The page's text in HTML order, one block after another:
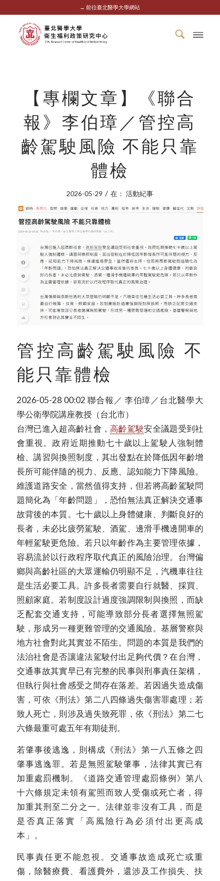
→ 前往臺北醫學大學網站
【專欄文章】《聯合
報》李伯璋／管控高
齡駕駛風險 不能只靠
體檢
2026-05-29 / 在：活動紀事
管控高齡駕駛風險 不
能只靠體檢
2026-05-28 00:02 聯合報／ 李伯璋／台北醫學大
學公衛學院講座教授（台北市）
台灣已進入超高齡社會，高齡駕駛安全議題受到社
會重視。政府近期推動七十歲以上駕駛人強制體
檢、講習與換照制度，其出發點在於降低因年齡增
長所可能伴隨的視力、反應、認知能力下降風險。
維護道路安全，當然值得支持，但若將高齡駕駛問
題簡化為「年齡問題」，恐怕無法真正解決交通事
故背後的本質。七十歲以上身體健康、判斷良好的
長者，未必比疲勞駕駛、酒駕、邊滑手機邊開車的
年輕駕駛更危險。若只以年齡作為主要管理依據，
容易流於以行政程序取代真正的風險治理。台灣偏
鄉與高齡社區的大眾運輸仍明顯不足，汽機車往往
是生活必要工具。許多長者需要自行就醫、採買、
照顧家庭。若制度設計過度強調限制與換照，而缺
乏配套交通支持，可能導致部分長者選擇無照駕
駛，形成另一種更難管理的交通風險。基層警察與
地方社會對此其實並不陌生。問題的本質是我們的
法治社會是否讓違法駕駛付出足夠代價？在台灣，
交通事故其實早已有完整的民事與刑事責任架構，
但執行與社會感受之間存在落差。若因過失造成傷
害，可依《刑法》第二八四條過失傷害罪處理；若
致人死亡，則涉及過失致死罪，依《刑法》第二七
六條最重可處五年有期徒刑。
若肇事後逃逸，則構成《刑法》第一八五條之四
肇事逃逸罪。若是無照駕駛肇事，法律其實已有
加重處罰機制。《道路交通管理處罰條例》第八
十六條規定未領有駕照而致人受傷或死亡者，得
加重其刑至二分之一。法律並非沒有工具，而是
是否真正落實「高風險行為必須付出更高成
本」。
民事責任更不能忽視。交通事故造成死亡或重
傷，除醫療費、看護費外，還涉及工作損失、扶